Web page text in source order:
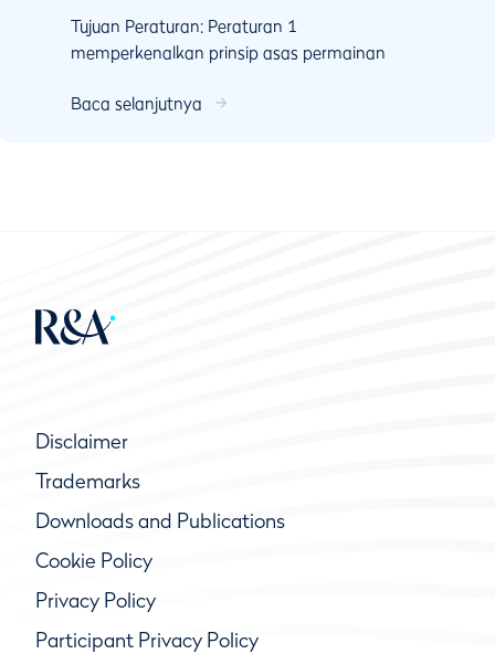
Tujuan Peraturan: Peraturan 1
memperkenalkan prinsip asas permainan
dan bermain bola di kedudukannya. ...
Baca selanjutnya
Disclaimer
Trademarks
Downloads and Publications
Cookie Policy
Privacy Policy
Participant Privacy Policy